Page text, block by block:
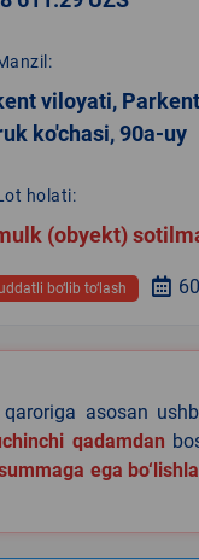
viloyati,
ko'chasi, 90a-uy
holati:
(obyekt)
bo‘lib to‘lash
asosan
qadamdan
ega